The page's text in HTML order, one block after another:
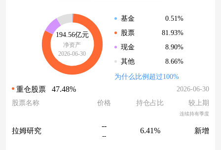
194.56亿元
净资产
2026-06-30
基金
0.51%
股票
81.93%
现金
8.90%
其他
8.66%
为什么比例超过100%
重仓股票 47.48%
2026-06-30
股票名称
价格 持仓占比 较上期
连续持有季度
拉姆研究
--
--
6.41% 新增